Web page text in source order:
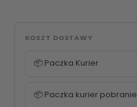
KOSZT DOSTAWY
📦 Paczka Kurier
📦 Paczka kurier pobranie